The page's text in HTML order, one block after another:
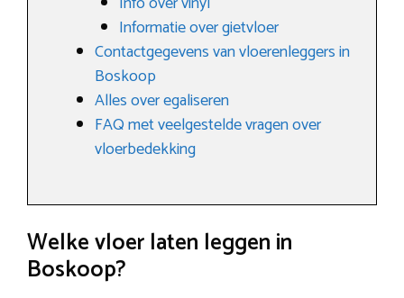
Informatie over gietvloer
Contactgegevens van vloerenleggers in
Boskoop
Alles over egaliseren
FAQ met veelgestelde vragen over
vloerbedekking
Welke vloer laten leggen in
Boskoop?